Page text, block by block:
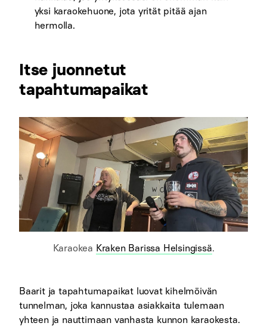
yksi karaokehuone, jota yrität pitää ajan
hermolla.
Itse juonnetut
tapahtumapaikat
Karaokea Kraken Barissa Helsingissä.
Baarit ja tapahtumapaikat luovat kihelmöivän
tunnelman, joka kannustaa asiakkaita tulemaan
yhteen ja nauttimaan vanhasta kunnon karaokesta.